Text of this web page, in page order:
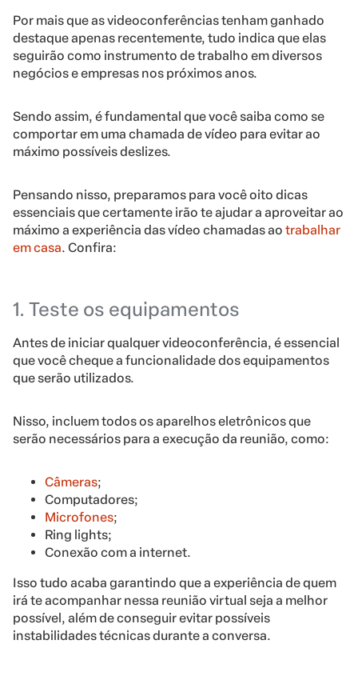
Por mais que as videoconferências tenham ganhado
destaque apenas recentemente, tudo indica que elas
seguirão como instrumento de trabalho em diversos
negócios e empresas nos próximos anos.
Sendo assim, é fundamental que você saiba como se
comportar em uma chamada de vídeo para evitar ao
máximo possíveis deslizes.
Pensando nisso, preparamos para você oito dicas
essenciais que certamente irão te ajudar a aproveitar ao
máximo a experiência das vídeo chamadas ao trabalhar
em casa. Confira:
1. Teste os equipamentos
Antes de iniciar qualquer videoconferência, é essencial
que você cheque a funcionalidade dos equipamentos
que serão utilizados.
Nisso, incluem todos os aparelhos eletrônicos que
serão necessários para a execução da reunião, como:
Câmeras;
Computadores;
Microfones;
Ring lights;
Conexão com a internet.
Isso tudo acaba garantindo que a experiência de quem
irá te acompanhar nessa reunião virtual seja a melhor
possível, além de conseguir evitar possíveis
instabilidades técnicas durante a conversa.